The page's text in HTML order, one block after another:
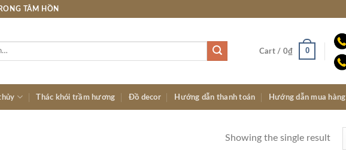
TÂM HỒN
Cart / 0₫ 0
Thác khói trầm hương Đồ decor Hướng dẫn thanh toán Hướng dẫn mua hàng
Showing the single result